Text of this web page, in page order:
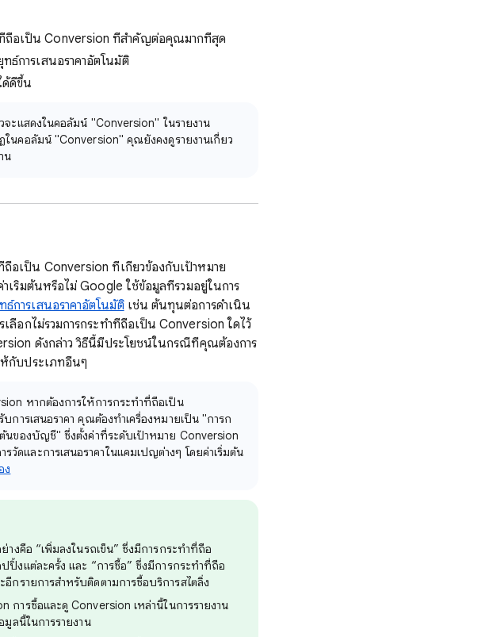
ถือเป็น Conversion ที่สำคัญต่อคุณมากที่สุด
ธ์การเสนอราคาอัตโนมัติ
ด้ดีขึ้น
ะแสดงในคอลัมน์ "Conversion" ในรายงาน
นคอลัมน์ "Conversion" คุณยังคงดูรายงานเกี่ยว
น
อเป็น Conversion ที่เกี่ยวข้องกับเป้าหมาย
เริ่มต้นหรือไม่ Google ใช้ข้อมูลที่รวมอยู่ในการ
ธ์การเสนอราคาอัตโนมัติเช่น ต้นทุนต่อการดำเนิน
ลือกไม่รวมการกระทำที่ถือเป็น Conversion ใดไว้
ดังกล่าว วิธีนี้มีประโยชน์ในกรณีที่คุณต้องการ
ห้กับประเภทอื่นๆ
หากต้องการให้การกระทําที่ถือเป็น
การเสนอราคา คุณต้องทําเครื่องหมายเป็น "การก
นของบัญชี" ซึ่งตั้งค่าที่ระดับเป้าหมาย Conversion
ดและการเสนอราคาในแคมเปญต่างๆ โดยค่าเริ่มต้น
ง
งคือ “เพิ่มลงในรถเข็น” ซึ่งมีการกระทำที่ถือ
ปิ้งแต่ละครั้ง และ “การซื้อ” ซึ่งมีการกระทำที่ถือ
กรายการสำหรับติดตามการซื้อบริการสไตลิ่ง
การซื้อและดู Conversion เหล่านี้ในการรายงาน
มูลนี้ในการรายงาน